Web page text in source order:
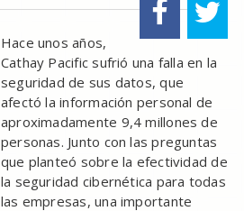
Hace unos años,
Cathay Pacific sufrió una falla en la
seguridad de sus datos, que
afectó la información personal de
aproximadamente 9,4 millones de
personas. Junto con las preguntas
que planteó sobre la efectividad de
la seguridad cibernética para todas
las empresas, una importante